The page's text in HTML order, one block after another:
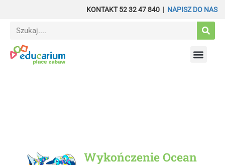
KONTAKT 52 32 47 840 | NAPISZ DO NAS
Wykończenie Ocean